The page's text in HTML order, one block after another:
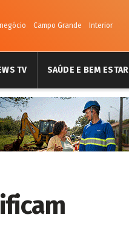
Campo Grande Interior
TV SAÚDE E BEM ESTAR